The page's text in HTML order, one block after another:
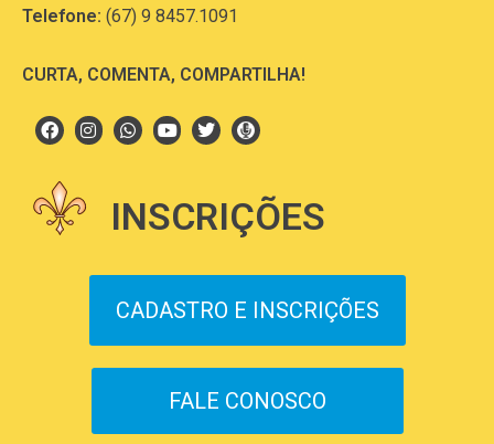
Telefone: (67) 9 8457.1091
CURTA, COMENTA, COMPARTILHA!
INSCRIÇÕES
CADASTRO E INSCRIÇÕES
FALE CONOSCO